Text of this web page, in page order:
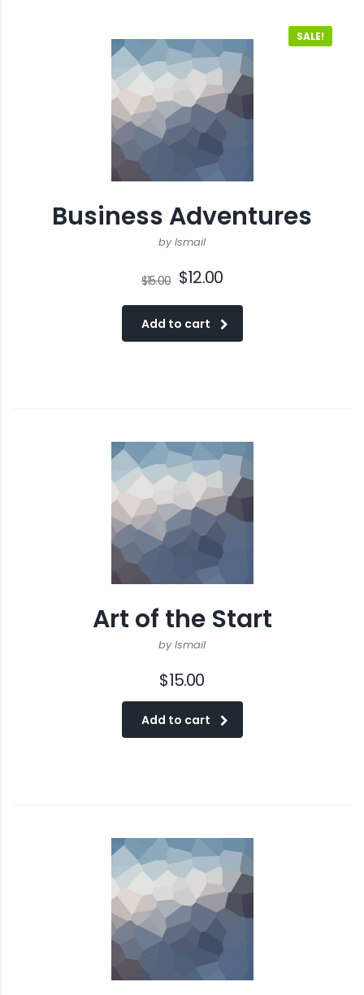
SALE!
Business Adventures
by Ismail
$15.00 $12.00
Add to cart
Art of the Start
by Ismail
$15.00
Add to cart